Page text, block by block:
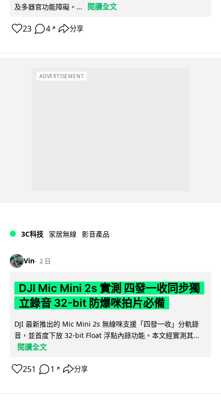
及多器官功能障礙。...
閱讀全文
23 4 ↗ 分享
ADVERTISEMENT
3C科技 家居無線 影音產品
Vin 2 日
DJI Mic Mini 2s 實測 四發一收同步獨
立錄音 32-bit 防爆咪拍片必備
DJI 最新推出的 Mic Mini 2s 無線咪支援「四發一收」分軌錄
音，並首度下放 32-bit Float 浮點內錄功能。本文經實測其...
閱讀全文
251 1 ↗ 分享